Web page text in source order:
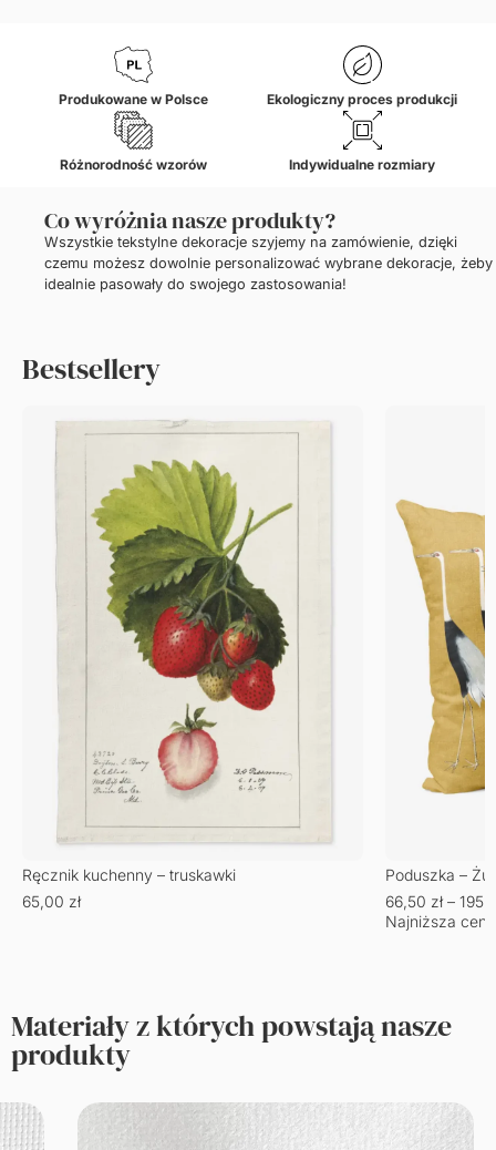
Produkowane w Polsce Ekologiczny proces produkcji
Różnorodność wzorów Indywidualne rozmiary
Co wyróżnia nasze produkty?
Wszystkie tekstylne dekoracje szyjemy na zamówienie, dzięki
czemu możesz dowolnie personalizować wybrane dekoracje, żeby
idealnie pasowały do swojego zastosowania!
Bestsellery
Ręcznik kuchenny – truskawki
65,00 zł
Poduszka –
66,50 zł –
Najniższa
Materiały z których powstają nasze
produkty